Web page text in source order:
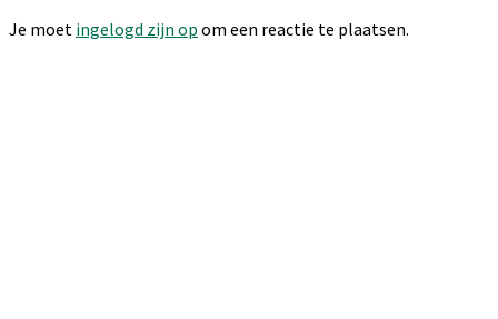
Je moet ingelogd zijn op om een reactie te plaatsen.